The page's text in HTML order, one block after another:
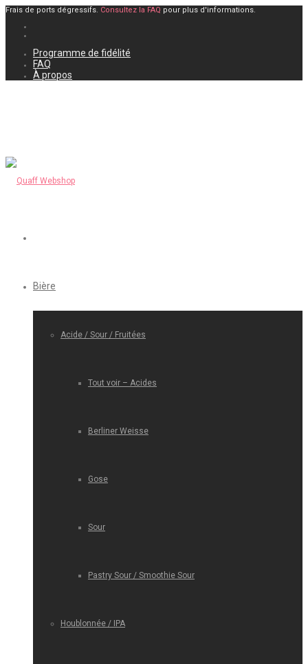
Frais de ports dégressifs. Consultez la FAQ pour plus d'informations.
Programme de fidélité
FAQ
À propos
Bière
Acide / Sour / Fruitées
Tout voir – Acides
Berliner Weisse
Gose
Sour
Pastry Sour / Smoothie Sour
Houblonnée / IPA